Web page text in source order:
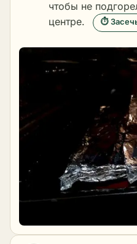
чтобы не
центре.
⏱